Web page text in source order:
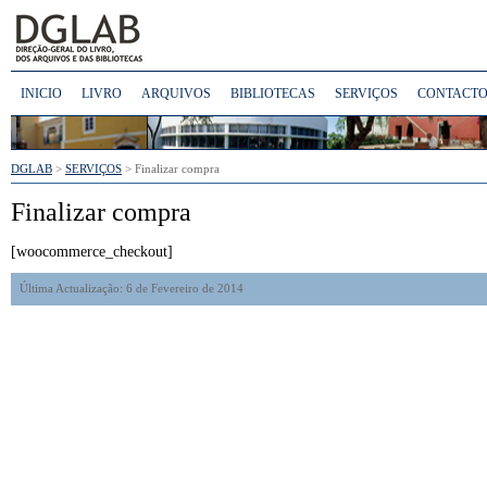
INICIO LIVRO ARQUIVOS BIBLIOTECAS SERVIÇOS
DGLAB > SERVIÇOS > Finalizar compra
Finalizar compra
[woocommerce_checkout]
Última Actualização: 6 de Fevereiro de 2014